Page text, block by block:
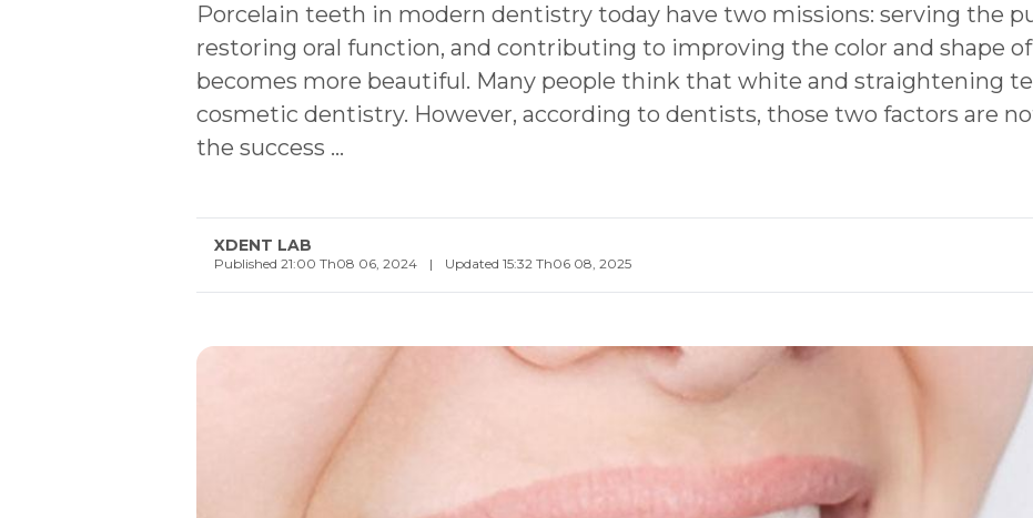
Porcelain teeth in modern dentistry today have two missions: serving the
restoring oral function, and contributing to improving the color and shape
becomes more beautiful. Many people think that white and straightening
cosmetic dentistry. However, according to dentists, those two factors are
the success ...
XDENT LAB
Published 21:00 Th08 06, 2024 | Updated 15:32 Th06 08, 2025